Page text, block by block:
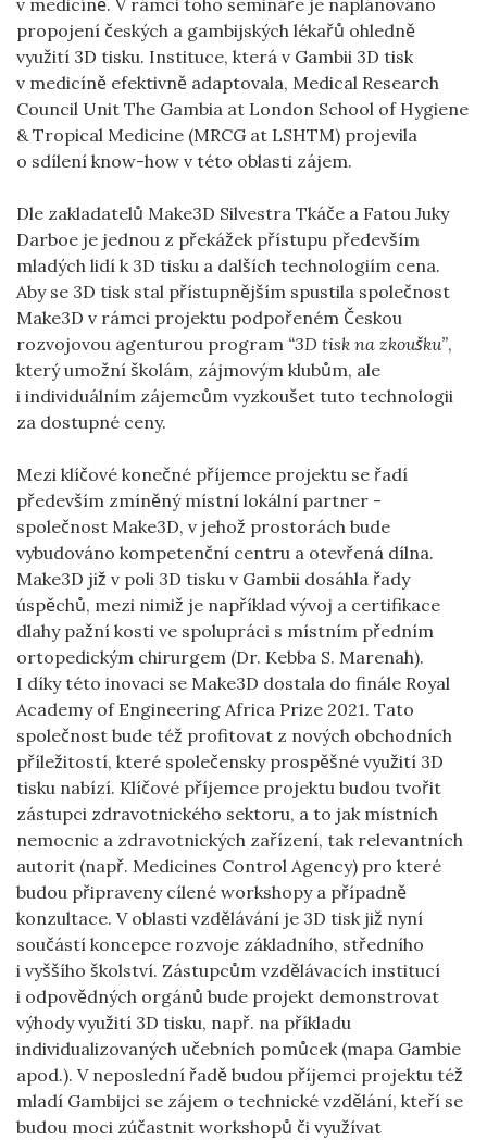
propojení českých a gambijských lékařů ohledně
využití 3D tisku. Instituce, která v Gambii 3D tisk
v medicíně efektivně adaptovala, Medical Research
Council Unit The Gambia at London School of Hygiene
& Tropical Medicine (MRCG at LSHTM) projevila
o sdílení know-how v této oblasti zájem.
Dle zakladatelů Make3D Silvestra Tkáče a Fatou Juky
Darboe je jednou z překážek přístupu především
mladých lidí k 3D tisku a dalších technologiím cena.
Aby se 3D tisk stal přístupnějším spustila společnost
Make3D v rámci projektu podpořeném Českou
rozvojovou agenturou program “3D tisk na zkoušku”,
který umožní školám, zájmovým klubům, ale
i individuálním zájemcům vyzkoušet tuto technologii
za dostupné ceny.
Mezi klíčové konečné příjemce projektu se řadí
především zmíněný místní lokální partner -
společnost Make3D, v jehož prostorách bude
vybudováno kompetenční centru a otevřená dílna.
Make3D již v poli 3D tisku v Gambii dosáhla řady
úspěchů, mezi nimiž je například vývoj a certifikace
dlahy pažní kosti ve spolupráci s místním předním
ortopedickým chirurgem (Dr. Kebba S. Marenah).
I díky této inovaci se Make3D dostala do finále Royal
Academy of Engineering Africa Prize 2021. Tato
společnost bude též profitovat z nových obchodních
příležitostí, které společensky prospěšné využití 3D
tisku nabízí. Klíčové příjemce projektu budou tvořit
zástupci zdravotnického sektoru, a to jak místních
nemocnic a zdravotnických zařízení, tak relevantních
autorit (např. Medicines Control Agency) pro které
budou připraveny cílené workshopy a případně
konzultace. V oblasti vzdělávání je 3D tisk již nyní
součástí koncepce rozvoje základního, středního
i vyššího školství. Zástupcům vzdělávacích institucí
i odpovědných orgánů bude projekt demonstrovat
výhody využití 3D tisku, např. na příkladu
individualizovaných učebních pomůcek (mapa Gambie
apod.). V neposlední řadě budou příjemci projektu též
mladí Gambijci se zájem o technické vzdělání, kteří se
budou moci zúčastnit workshopů či využívat